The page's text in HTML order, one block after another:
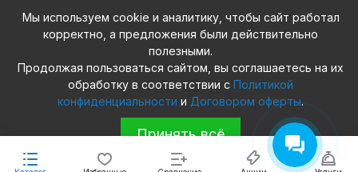
ИНН/КПП: 6230087631/623001001
ОГРН: 1156230000080
Мы используем cookie и аналитику, чтобы сайт работал
корректно, а предложения были действительно
полезными.
Продолжая пользоваться сайтом, вы соглашаетесь на их
обработку в соответствии с Политикой
конфиденциальности и Договором оферты.
Принять всё
Конфиденциальность Оферта